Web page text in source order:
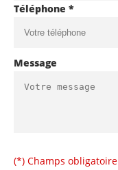
Téléphone *
Message
(*) Champs obligatoire